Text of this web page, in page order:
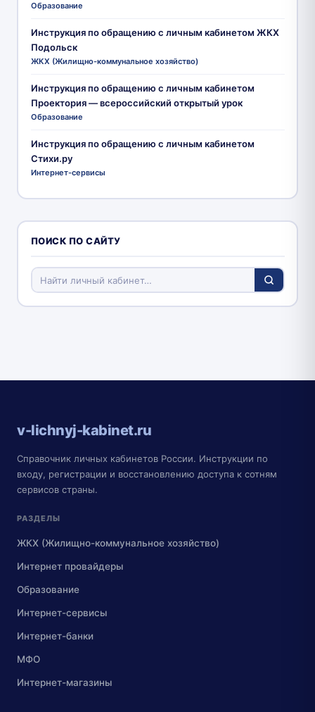
Образование
Инструкция по обращению с личным кабинетом ЖКХ
Подольск
ЖКХ (Жилищно-коммунальное хозяйство)
Инструкция по обращению с личным кабинетом
Проектория — всероссийский открытый урок
Образование
Инструкция по обращению с личным кабинетом
Стихи.ру
Интернет-сервисы
ПОИСК ПО САЙТУ
v-lichnyj-kabinet.ru
Справочник личных кабинетов России. Инструкции по
входу, регистрации и восстановлению доступа к сотням
сервисов страны.
РАЗДЕЛЫ
ЖКХ (Жилищно-коммунальное хозяйство)
Интернет провайдеры
Образование
Интернет-сервисы
Интернет-банки
МФО
Интернет-магазины